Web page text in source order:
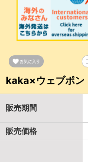
kaka×ウェブポン
販売期間
販売価格